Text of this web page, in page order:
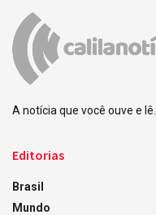
A notícia que você ouve e lê.
Editorias
Brasil
Mundo